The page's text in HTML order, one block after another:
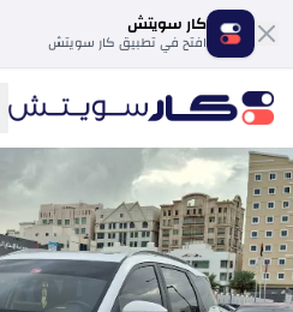
كار سويتش
افتح في تطبيق كار سويتش